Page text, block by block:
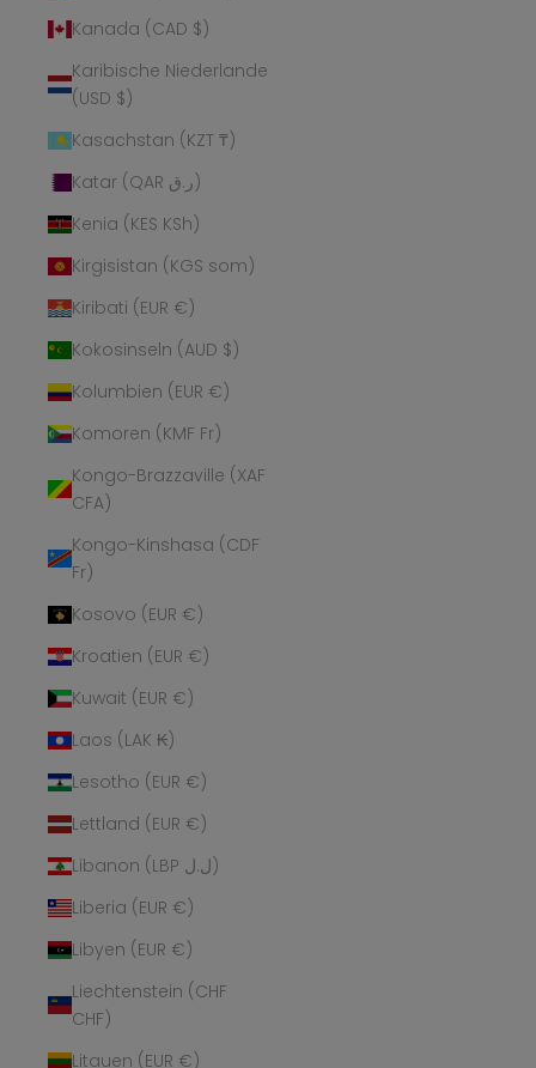
Kanada (CAD $)
Karibische Niederlande
(USD $)
Kasachstan (KZT ₸)
Katar (QAR ر.ق)
Kenia (KES KSh)
Kirgisistan (KGS som)
Kiribati (EUR €)
Kokosinseln (AUD $)
Kolumbien (EUR €)
Komoren (KMF Fr)
Kongo-Brazzaville (XAF
CFA)
Kongo-Kinshasa (CDF
Fr)
Kosovo (EUR €)
Kroatien (EUR €)
Kuwait (EUR €)
Laos (LAK ₭)
Lesotho (EUR €)
Lettland (EUR €)
Libanon (LBP ل.ل)
Liberia (EUR €)
Libyen (EUR €)
Liechtenstein (CHF
CHF)
Litauen (EUR €)